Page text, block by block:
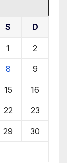
S D
1 2
8 9
15 16
22 23
29 30